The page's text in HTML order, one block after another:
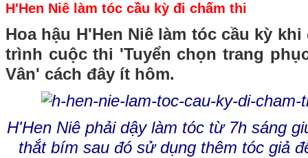
H'Hen Niê làm tóc cầu kỳ đi chấm thi
Hoa hậu H'Hen Niê làm tóc cầu kỳ
trình cuộc thi 'Tuyển chọn trang
Vân' cách đây ít hôm.
H'Hen Niê phải dậy làm tóc từ 7h sáng
thắt bím sau đó sử dụng thêm tóc giả